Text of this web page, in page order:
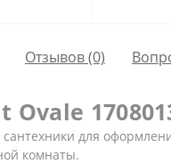
Отзывов (0)
для
комнаты.